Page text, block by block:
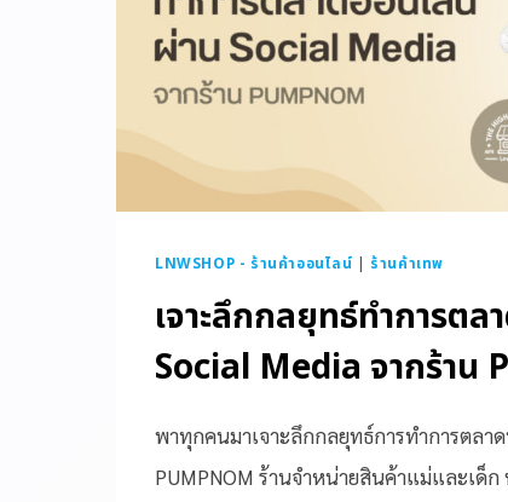
LNWSHOP - ร้านค้าออนไลน์ | ร้านค้าเทพ
เจาะลึกกลยุทธ์ทำการตล
Social Media จากร้าน
พาทุกคนมาเจาะลึกกลยุทธ์การทำการตลา
PUMPNOM ร้านจำหน่ายสินค้าแม่และเด็ก